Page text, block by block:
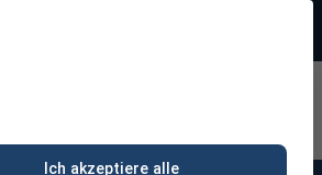
Ich akzeptiere alle